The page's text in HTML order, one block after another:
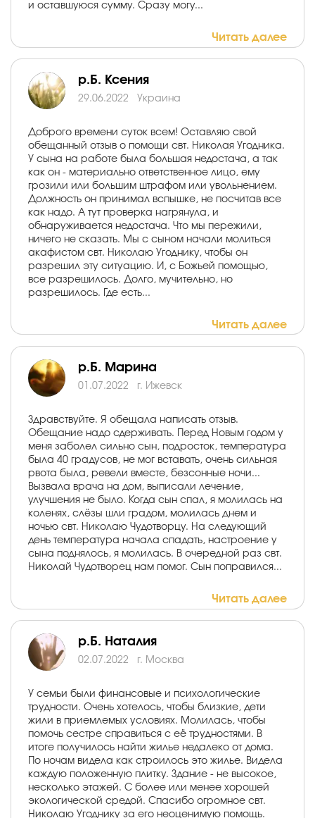
и оставшуюся сумму. Сразу могу...
Читать далее
р.Б. Ксения
29.06.2022 Украина
Доброго времени суток всем! Оставляю свой
обещанный отзыв о помощи свт. Николая Угодника.
У сына на работе была большая недостача, а так
как он - материально ответственное лицо, ему
грозили или большим штрафом или увольнением.
Должность он принимал вспышке, не посчитав все
как надо. А тут проверка нагрянула, и
обнаруживается недостача. Что мы пережили,
ничего не сказать. Мы с сыном начали молиться
акафистом свт. Николаю Угоднику, чтобы он
разрешил эту ситуацию. И, с Божьей помощью,
все разрешилось. Долго, мучительно, но
разрешилось. Где есть...
Читать далее
р.Б. Марина
01.07.2022 г. Ижевск
Здравствуйте. Я обещала написать отзыв.
Обещание надо сдерживать. Перед Новым годом у
меня заболел сильно сын, подросток, температура
была 40 градусов, не мог вставать, очень сильная
рвота была, ревели вместе, безсонные ночи...
Вызвала врача на дом, выписали лечение,
улучшения не было. Когда сын спал, я молилась на
коленях, слёзы шли градом, молилась днем и
ночью свт. Николаю Чудотворцу. На следующий
день температура начала спадать, настроение у
сына поднялось, я молилась. В очередной раз свт.
Николай Чудотворец нам помог. Сын поправился...
Читать далее
р.Б. Наталия
02.07.2022 г. Москва
У семьи были финансовые и психологические
трудности. Очень хотелось, чтобы близкие, дети
жили в приемлемых условиях. Молилась, чтобы
помочь сестре справиться с её трудностями. В
итоге получилось найти жилье недалеко от дома.
По ночам видела как строилось это жилье. Видела
каждую положенную плитку. Здание - не высокое,
несколько этажей. С более или менее хорошей
экологической средой. Спасибо огромное свт.
Николаю Угоднику за его неоценимую помощь.